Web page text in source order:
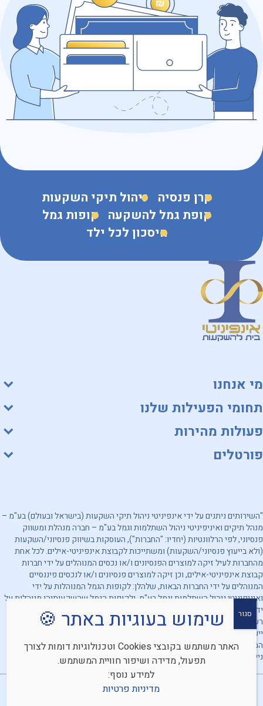
כתובת דוא״ל
נושא הפנייה
קרן פנסיה ניהול תיקי השקעות
קופת גמל להשקעה קופות גמל
חיסכון לכל ילד
מי אנחנו
תחומי הפעילות שלנו
פעולות מהירות
פורטלים
"השירותים ניתנים על ידי אינפיניטי ניהול תיקי השקעות (בישראל ובעולם) בע"מ –
מנהל תיקים ואיניפיניטי ניהול השתלמות וגמל בע"מ – חברה מנהלת ומשווק
פנסיוני, לפי הרלוונטיות (יחדיו: "החברות"), העוסקות בשיווק פנסיוני/השקעות
(ולא בייעוץ פנסיוני/השקעות) ומשתייכות לקבוצת אינפיניטי-אילים. לכל אחת
מהחברות לעיל זיקה למוצרים הפנסיונים ו/או נכסים המנוהלים על ידי חברות
קבוצת אינפיניטי-אילים, וכן זיקה למוצרים פנסיונים ו/או לנכסים פיננסיים
המנוהלים על ידי החברות הבאות, שלהלן: לקופות הגמל המנוהלות על ידי
ואיניפיניטי ניהול השתלמות וגמל בע"מ, ולקופות הגמל שהשקעותיהן מנוהלות על
ידי אינפיניטי ניהול תיקי השקעות (בישראל ובעולם) בע"מ. מובהר, כי החברות
רשאיות להעדיף מוצרים ו/או נכסים פיננסיים אחרים. האמור לעיל אינו מהווה
ייעוץ/שיווק השקעות ו/או ייעוץ/שיווק פנסיוני ו/או תחליף לייעוץ/שיווק כאמור
המתחשב בנתונים ובצרכים המיוחדים של כל אדם וכן אינו מהווה הצעה לרכישת
ניירות ערך. אין לראות באמור לעיל התחייבות החברות להשגת תשואה כלשהי.
שימוש בעוגיות באתר 🍪
האתר משתמש בקובצי Cookies וטכנולוגיות דומות לצורך
תפעול, מדידה ושיפור חוויית המשתמש.
למידע נוסף:
מדיניות פרטיות
סגור